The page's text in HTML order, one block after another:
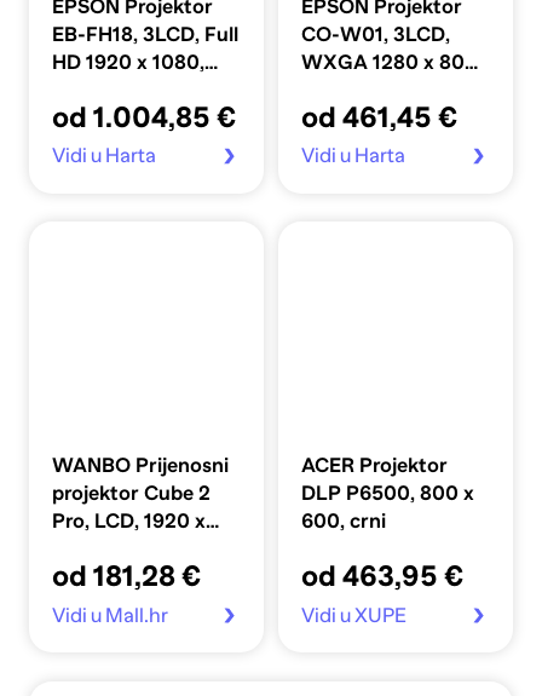
EPSON Projektor
EB-FH18, 3LCD, Full
HD 1920 x 1080,
16 W
od 1.004,85 €
Vidi u Harta
EPSON Projektor
CO-W01, 3LCD,
WXGA 1280 x 800,
5 W
od 461,45 €
Vidi u Harta
WANBO Prijenosni
projektor Cube 2
Pro, LCD, 1920 x
lumena, bijeli
od 181,28 €
Vidi u Mall.hr
ACER Projektor
DLP P6500, 800 x
600, crni
od 463,95 €
Vidi u XUPE